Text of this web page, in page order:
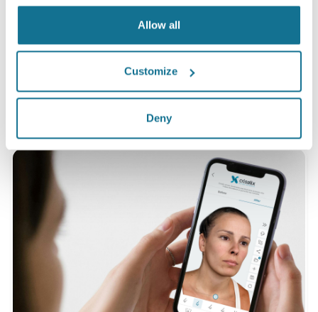
Allow all
Customize
Deny
eine Crisalix 3D-Simulation gesehen hatten.*
sich zwischen Mai 2010 und September 2011 einer Operation in
der Schweiz unterzogen haben.